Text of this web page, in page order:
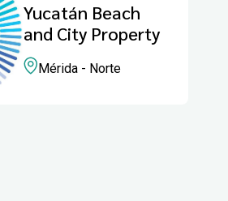
Yucatán Beach
and City Property
Mérida - Norte